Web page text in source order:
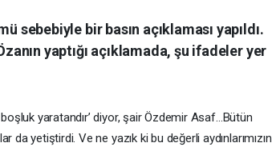
sebebiyle bir basın açıklaması yapıldı.
yaptığı açıklamada, şu ifadeler yer
yaratandır’ diyor, şair Özdemir Asaf…Bütün
da yetiştirdi. Ve ne yazık ki bu değerli aydınlarımızın